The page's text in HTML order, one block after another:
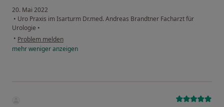
20. Mai 2022
• Uro Praxis im Isarturm Dr.med. Andreas Brandtner Facharzt für
Urologie •
• Problem melden
mehrwenigeranzeigen